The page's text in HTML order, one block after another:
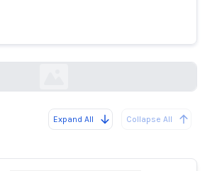
Expand All Collapse All